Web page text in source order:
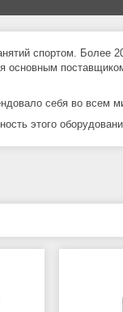
спортом. Более
основным
себя во всем
этого